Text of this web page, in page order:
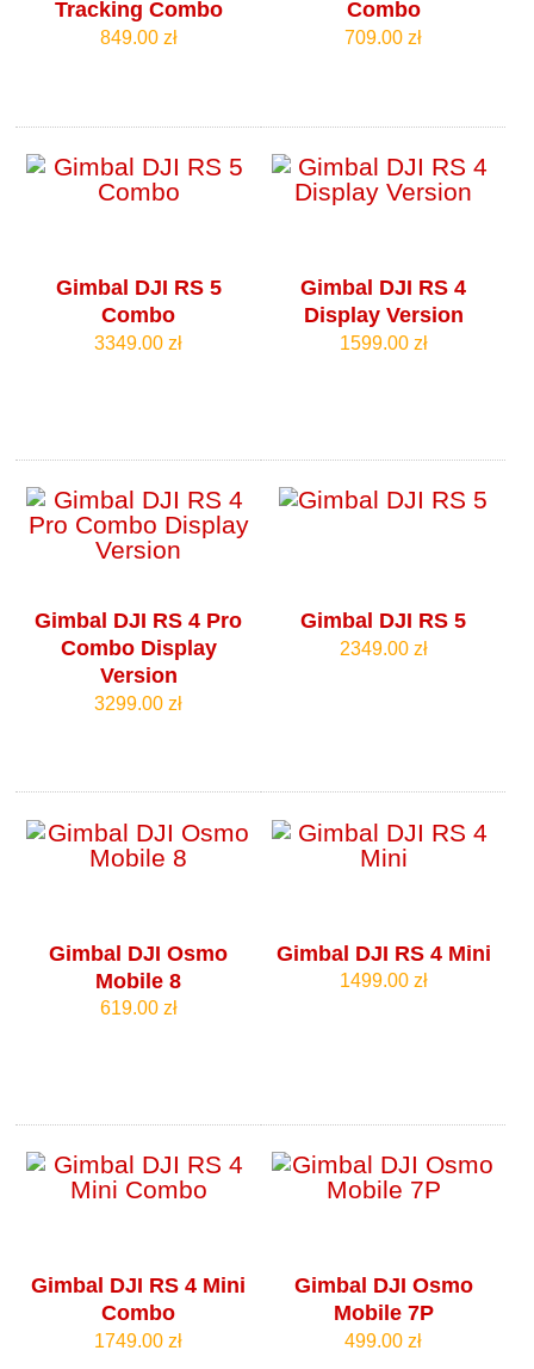
Tracking Combo
849.00 zł
Combo
709.00 zł
Gimbal DJI RS 5
Combo
3349.00 zł
Gimbal DJI RS 4
Display Version
1599.00 zł
Gimbal DJI RS 4 Pro
Combo Display
Version
3299.00 zł
Gimbal DJI RS 5
2349.00 zł
Gimbal DJI Osmo
Mobile 8
619.00 zł
Gimbal DJI RS 4 Mini
1499.00 zł
Gimbal DJI RS 4 Mini
Combo
1749.00 zł
Gimbal DJI Osmo
Mobile 7P
499.00 zł